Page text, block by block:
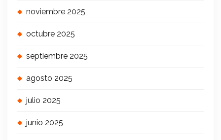
noviembre 2025
octubre 2025
septiembre 2025
agosto 2025
julio 2025
junio 2025